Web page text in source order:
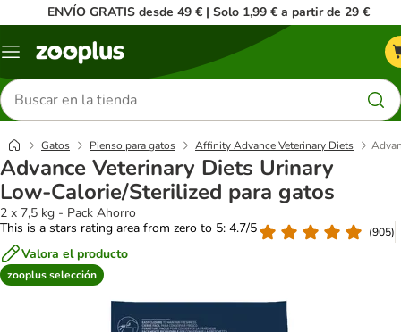
ENVÍO GRATIS desde 49 € | Solo 1,99 € a partir de 29 €
Menú
Buscar
productos
Gatos Pienso para gatos Affinity Advance Veterinary Diets
Advance Veterinary Diets Urinary
Low-Calorie/Sterilized para gatos
2 x 7,5 kg - Pack Ahorro
This is a stars rating area from zero to 5: 4.7/5
(905)
Valora el producto
zooplus selección